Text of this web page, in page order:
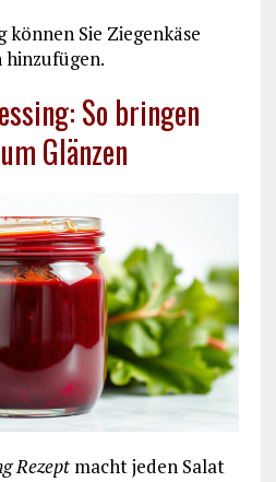
können Sie Ziegenkäse
hinzufügen.
So bringen
Glänzen
Rezeptmacht jeden Salat